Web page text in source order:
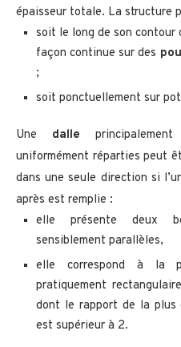
épaisseur totale. La structure
soit le long de son contour
façon continue sur des
;
soit ponctuellement sur
Une dalle
uniformément réparties peut
dans une seule direction si
après est remplie :
elle présente deux
sensiblement parallèles,
elle correspond à la
pratiquement
dont le rapport de la
est supérieur à 2.